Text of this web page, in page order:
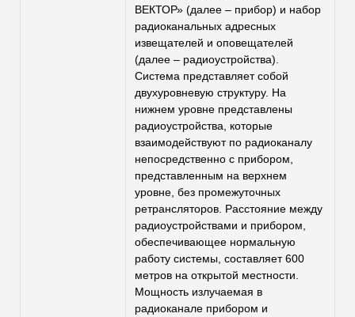
ВЕКТОР» (далее – прибор) и набор
радиоканальных адресных
извещателей и оповещателей
(далее – радиоустройства).
Система представляет собой
двухуровневую структуру. На
нижнем уровне представлены
радиоустройства, которые
взаимодействуют по радиоканалу
непосредственно с прибором,
представленным на верхнем
уровне, без промежуточных
ретрансляторов. Расстояние между
радиоустройствами и прибором,
обеспечивающее нормальную
работу системы, составляет 600
метров на открытой местности.
Мощность излучаемая в
радиоканале прибором и